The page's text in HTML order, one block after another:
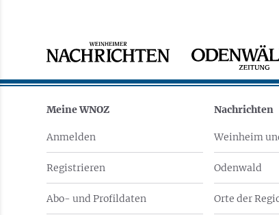
Meine WNOZ
Anmelden
Registrieren
Abo- und Profildaten
Nachrichten
Weinheim
Odenwald
Orte der